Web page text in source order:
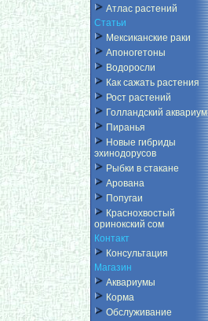
Атлас растений
Статьи
Мексиканские раки
Апоногетоны
Водоросли
Как сажать растения
Рост растений
Голландский аквариум
Пиранья
Новые гибриды
эхинодорусов
Рыбки в стакане
Арована
Попугаи
Краснохвостый
оринокский сом
Контакт
Консультация
Магазин
Аквариумы
Корма
Обслуживание